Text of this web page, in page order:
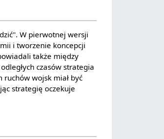
W pierwotnej wersji
i tworzenie koncepcji
także między
czasów strategia
ruchów wojsk miał być
strategię oczekuje